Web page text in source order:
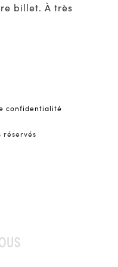
billet. À très
confidentialité
réservés